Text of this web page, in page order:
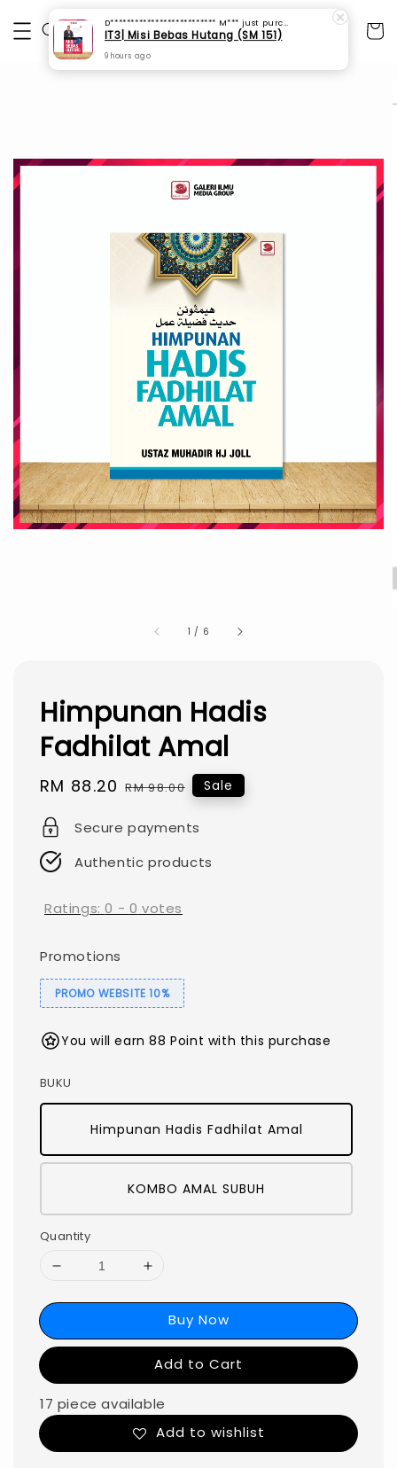
1 / 6
Himpunan Hadis
Fadhilat Amal
Sale
RM 88.20 Regular
RM 98.00 Sale
Secure payments
Authentic products
Ratings:0 - 0 votes
Promotions
PROMO WEBSITE 10%
You will earn 88 Point with this purchase
BUKU
Himpunan Hadis Fadhilat Amal
KOMBO AMAL SUBUH
Quantity
Buy Now
Add to Cart
17 piece available
Add to wishlist
D************************** M*** just purchased
IT3| Misi Bebas Hutang (SM 151)
9 hours ago